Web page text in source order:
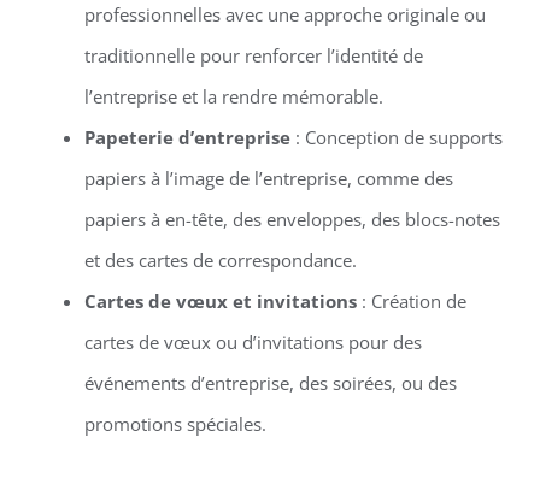
professionnelles avec une approche originale ou
traditionnelle pour renforcer l’identité de
l’entreprise et la rendre mémorable.
Papeterie d’entreprise: Conception de supports
papiers à l’image de l’entreprise, comme des
papiers à en-tête, des enveloppes, des blocs-notes
et des cartes de correspondance.
Cartes de vœux et invitations: Création de
cartes de vœux ou d’invitations pour des
événements d’entreprise, des soirées, ou des
promotions spéciales.